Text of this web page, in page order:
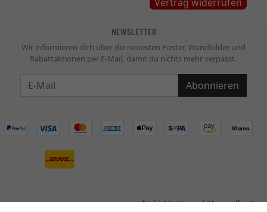
NEWSLETTER
Wir informieren dich über die neuesten Poster, Wandbilder und
Rabattaktionen per E-Mail, damit du nichts mehr verpasst.
Abonnieren
* inkl. MwSt., zzgl.Versandkosten